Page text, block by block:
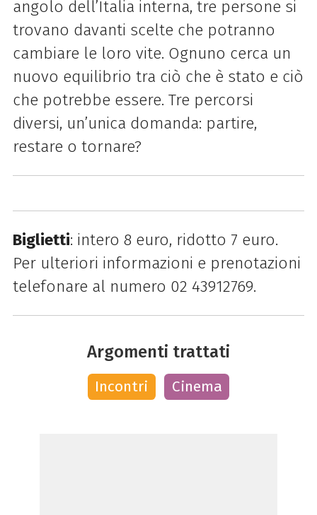
angolo dell’Italia interna, tre persone si
trovano davanti scelte che potranno
cambiare le loro vite. Ognuno cerca un
nuovo equilibrio tra ciò che è stato e ciò
che potrebbe essere. Tre percorsi
diversi, un’unica domanda: partire,
restare o tornare?
Biglietti: intero 8 euro, ridotto 7 euro.
Per ulteriori informazioni e prenotazioni
telefonare al numero 02 43912769.
Argomenti trattati
Incontri Cinema